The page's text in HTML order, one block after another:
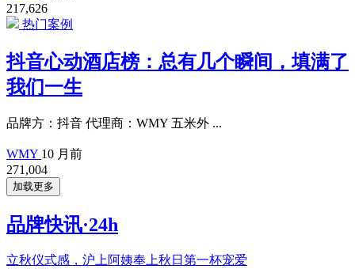
217,626
热门案例
抖音心动酒店榜：总有几个瞬间，填满了
我们一生
品牌方：抖音 代理商：WMY 五米外 ...
WMY 10 月前
271,004
加载更多
品牌快讯·24h
立秋仪式感，沪上阿姨奉上秋日第一杯宠爱